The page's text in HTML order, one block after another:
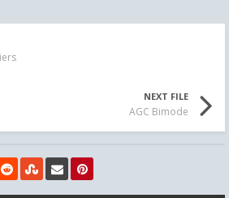
NEXT FILE
AGC Bimode